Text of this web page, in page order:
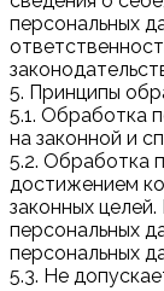
персональных
5. Принципы
5.1. Обработка
на законной и
5.2. Обработка
достижением
законных
персональных
персональных
5.3. Не